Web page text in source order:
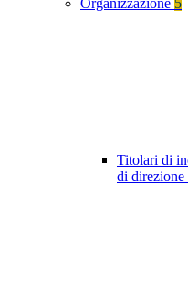
Organizzazione 5
Titolari di
di